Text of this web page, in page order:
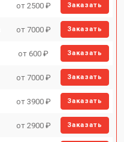
от 2500 ₽ Заказать
от 7000 ₽ Заказать
от 600 ₽ Заказать
от 7000 ₽ Заказать
от 3900 ₽ Заказать
от 2900 ₽ Заказать